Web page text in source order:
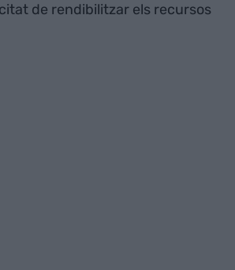
de rendibilitzar els recursos